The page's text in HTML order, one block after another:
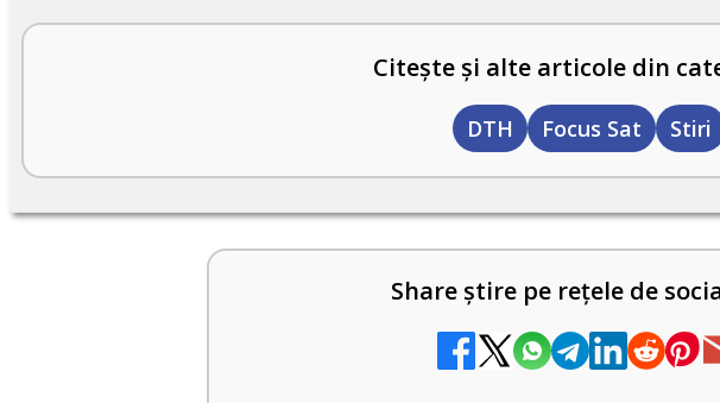
Citește și alte articole din
DTH Focus Sat Stiri
Share știre pe rețele de